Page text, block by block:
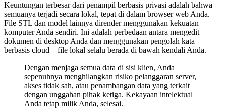
Keuntungan terbesar dari penampil berbasis privasi adalah bahwa
semuanya terjadi secara lokal, tepat di dalam browser web Anda.
File STL dan model lainnya dirender menggunakan kekuatan
komputer Anda sendiri. Ini adalah perbedaan antara mengedit
dokumen di desktop Anda dan menggunakan pengolah kata
berbasis cloud—file lokal selalu berada di bawah kendali Anda.
Dengan menjaga semua data di sisi klien, Anda
sepenuhnya menghilangkan risiko pelanggaran server,
akses tidak sah, atau penambangan data yang terkait
dengan unggahan pihak ketiga. Kekayaan intelektual
Anda tetap milik Anda, selesai.